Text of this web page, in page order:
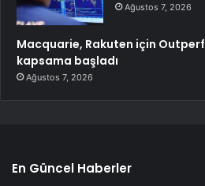
Ağustos 7, 2026
Macquarie, Rakuten için
kapsama başladı
Ağustos 7, 2026
En Güncel Haberler